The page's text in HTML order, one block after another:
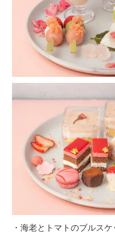
・海老とトマトのブルス